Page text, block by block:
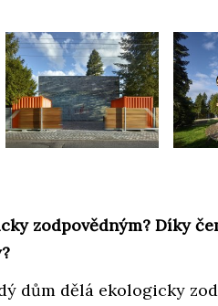
zodpovědným? Díky
dům dělá ekologicky